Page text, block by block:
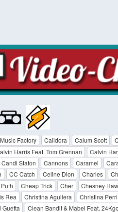
Factory Calidora Calum Scott
Harris Feat. Tom Grennan Calvin
Candi Staton Cannons Caramel
CC Catch Celine Dion Charles
Cheap Trick Cher Chesney
Rea Christina Aguilera Christina Perri
Guetta
Clean Bandit & Mabel Feat.